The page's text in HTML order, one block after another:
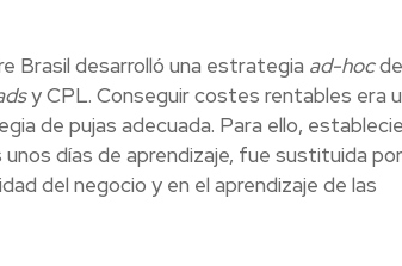
Brasil desarrolló una estrategia ad-hocde
y CPL. Conseguir costes rentables era
de pujas adecuada. Para ello,
días de aprendizaje, fue sustituida por
del negocio y en el aprendizaje de las